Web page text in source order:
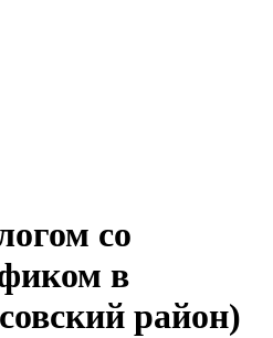
со
в
район)